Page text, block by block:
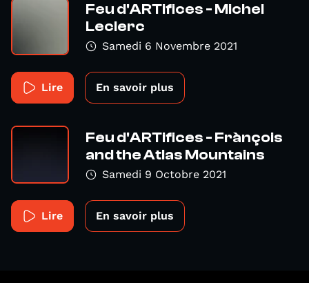
Feu d'ARTifices - Michel
Leclerc
Samedi 6 Novembre 2021
Lire En savoir plus
Feu d'ARTifices - Frànçois
and the Atlas Mountains
Samedi 9 Octobre 2021
Lire En savoir plus